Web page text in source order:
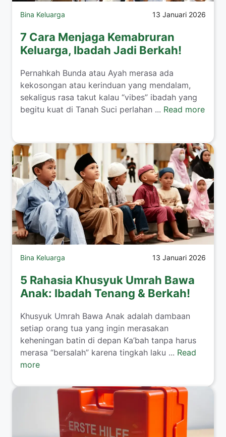
Bina Keluarga 13 Januari 2026
7 Cara Menjaga Kemabruran
Keluarga, Ibadah Jadi Berkah!
​Pernahkah Bunda atau Ayah merasa ada
kekosongan atau kerinduan yang mendalam,
sekaligus rasa takut kalau “vibes” ibadah yang
begitu kuat di Tanah Suci perlahan ... Read more
Bina Keluarga 13 Januari 2026
5 Rahasia Khusyuk Umrah Bawa
Anak: Ibadah Tenang & Berkah!
​Khusyuk Umrah Bawa Anak adalah dambaan
setiap orang tua yang ingin merasakan
keheningan batin di depan Ka’bah tanpa harus
merasa “bersalah” karena tingkah laku ... Read
more